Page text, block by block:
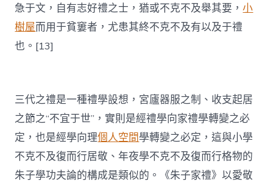
急于文，自有志好禮之士，猶或不克不及舉其要，小
樹屋而用于貧窶者，尤患其終不克不及有以及于禮
也。[13]
三代之禮是一種禮學設想，宮廬器服之制、收支起居
之節之“不宜于世”，實則是經禮學向家禮學轉變之必
定，也是經學向理個人空間學轉變之必定，這與小學
不克不及復而行居敬、年夜學不克不及復而行格物的
朱子學功夫論的構成是類似的。《朱子家禮》以愛敬